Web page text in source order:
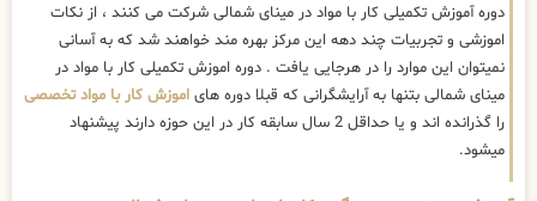
دوره آموزش تکمیلی کار با مواد در مینای شمالی شرکت می کنند ، از نکات
اموزشی و تجربیات چند دهه این مرکز بهره مند خواهند شد که به آسانی
نمیتوان این موارد را در هرجایی یافت . دوره اموزش تکمیلی کار با مواد در
مینای شمالی بتنها به آرایشگرانی که قبلا دوره های اموزش کار با مواد تخصصی
را گذرانده اند و یا حداقل 2 سال سابقه کار در این حوزه دارند پیشنهاد
میشود.